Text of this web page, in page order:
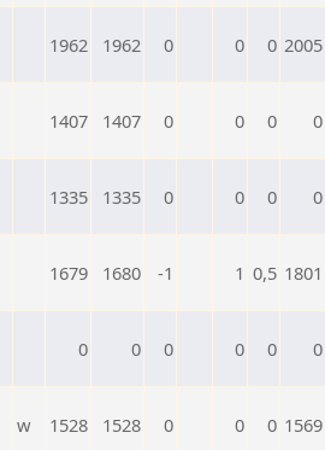
1962 1962 0 0 0 2005
1407 1407 0 0 0 0
1335 1335 0 0 0 0
1679 1680 -1 1 0,5 1801
0 0 0 0 0 0
w 1528 1528 0 0 0 1569